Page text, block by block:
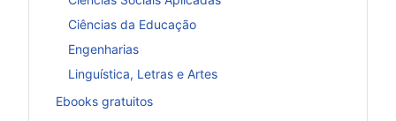
Ciências da Educação
Engenharias
Linguística, Letras e Artes
Ebooks gratuitos